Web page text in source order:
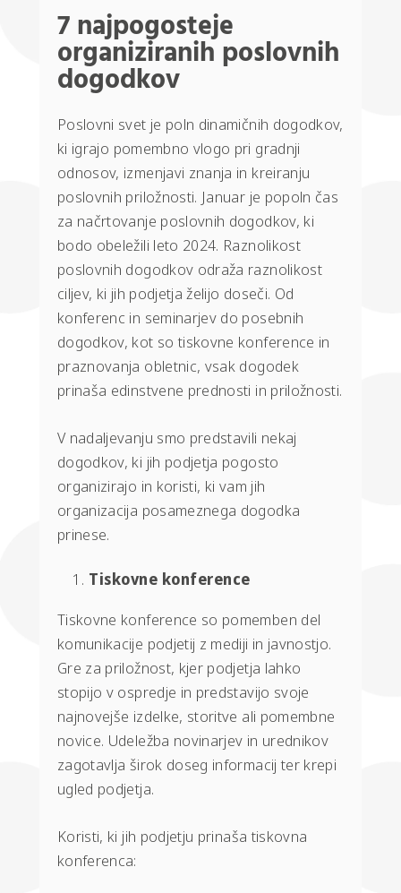
7 najpogosteje
organiziranih poslovnih
dogodkov
Poslovni svet je poln dinamičnih dogodkov,
ki igrajo pomembno vlogo pri gradnji
odnosov, izmenjavi znanja in kreiranju
poslovnih priložnosti. Januar je popoln čas
za načrtovanje poslovnih dogodkov, ki
bodo obeležili leto 2024. Raznolikost
poslovnih dogodkov odraža raznolikost
ciljev, ki jih podjetja želijo doseči. Od
konferenc in seminarjev do posebnih
dogodkov, kot so tiskovne konference in
praznovanja obletnic, vsak dogodek
prinaša edinstvene prednosti in priložnosti.
V nadaljevanju smo predstavili nekaj
dogodkov, ki jih podjetja pogosto
organizirajo in koristi, ki vam jih
organizacija posameznega dogodka
prinese.
Tiskovne konference
Tiskovne konference so pomemben del
komunikacije podjetij z mediji in javnostjo.
Gre za priložnost, kjer podjetja lahko
stopijo v ospredje in predstavijo svoje
najnovejše izdelke, storitve ali pomembne
novice. Udeležba novinarjev in urednikov
zagotavlja širok doseg informacij ter krepi
ugled podjetja.
Koristi, ki jih podjetju prinaša tiskovna
konferenca: